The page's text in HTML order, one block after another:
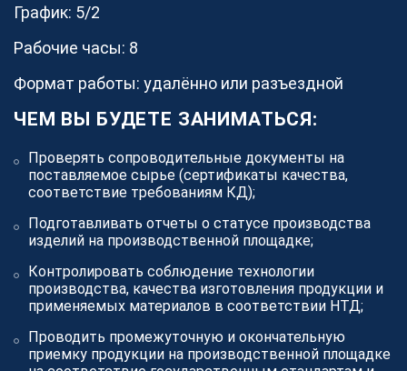
Реализованные проекты
Станки
Для партнеров
Хотите работать с COMETAL?
Станьте партнером, и вы сможете выбрать любые
заказы.
Открытые заявки 28
Стать партнером просто
Мы помогаем получать больше целевых заказов,
загружать производственные мощности и
График: 5/2
Рабочие часы: 8
Формат работы: удалённо или разъездной
ЧЕМ ВЫ БУДЕТЕ ЗАНИМАТЬСЯ:
Проверять сопроводительные документы на
поставляемое сырье (сертификаты качества,
соответствие требованиям КД);
Подготавливать отчеты о статусе производства
изделий на производственной площадке;
Контролировать соблюдение технологии
производства, качества изготовления продукции и
применяемых материалов в соответствии НТД;
Проводить промежуточную и окончательную
приемку продукции на производственной площадке